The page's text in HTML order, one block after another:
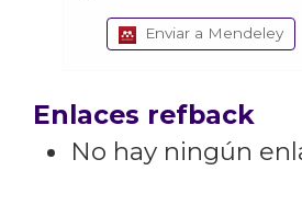
Enviar a Mendeley
Enlaces refback
No hay ningún